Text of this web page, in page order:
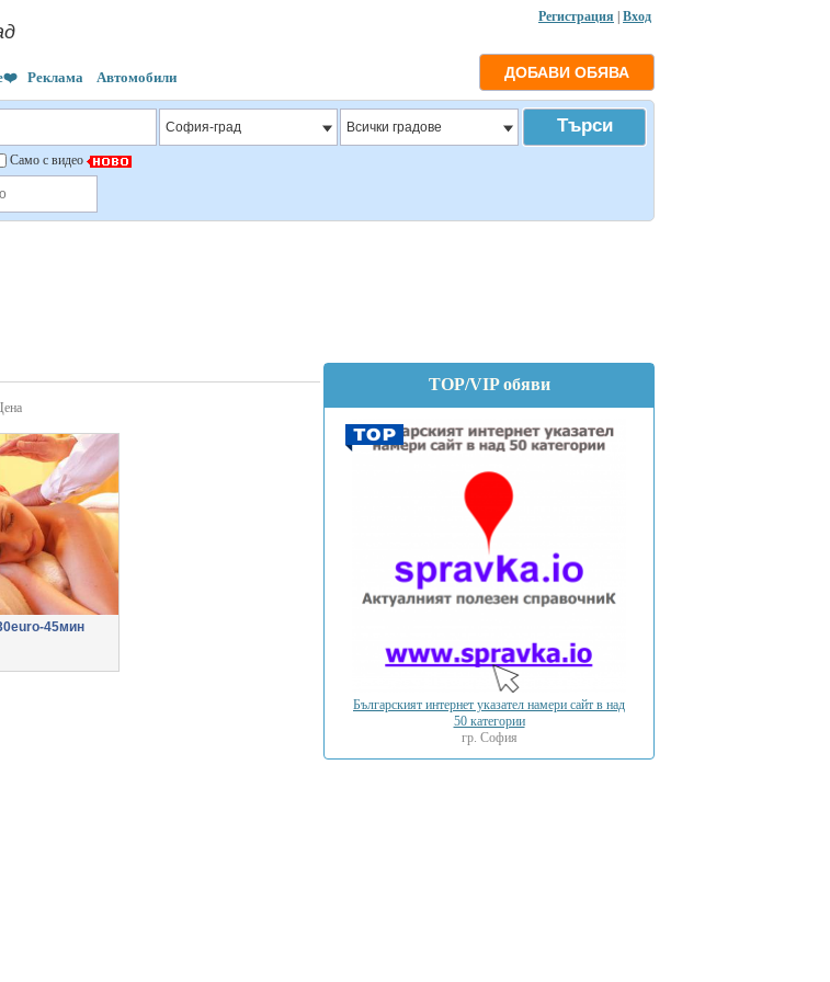
Регистрация Вход
Реклама Автомобили
Само с видео
45мин
TOP/VIP обяви
Българският интернет указател намери сайт в над
50 категории
гр. София